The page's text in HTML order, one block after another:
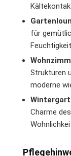
für
Strukturen
moderne
Charme